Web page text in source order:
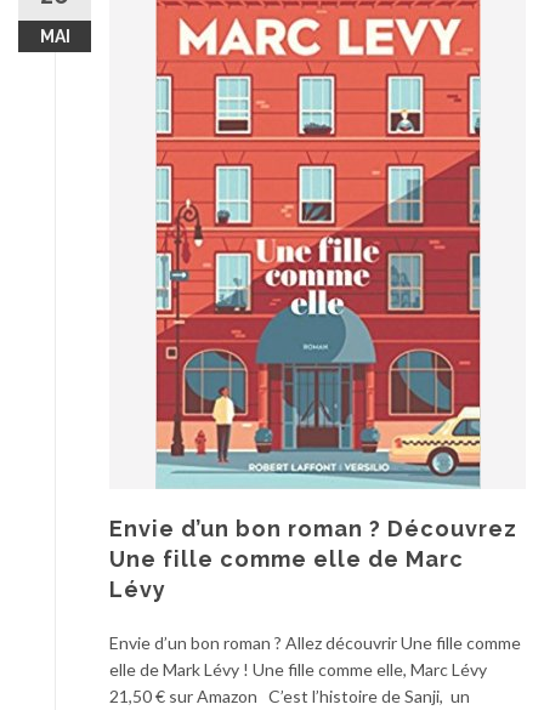
MAI
Envie d’un bon roman ? Découvrez
Une fille comme elle de Marc
Lévy
Envie d’un bon roman ? Allez découvrir Une fille comme
elle de Mark Lévy ! Une fille comme elle, Marc Lévy
21,50 € sur Amazon C’est l’histoire de Sanji, un